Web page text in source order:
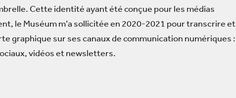
Cette identité ayant été conçue pour les médias
le Muséum m’a sollicitée en 2020-2021 pour transcrire et
graphique sur ses canaux de communication numériques :
vidéos et newsletters.